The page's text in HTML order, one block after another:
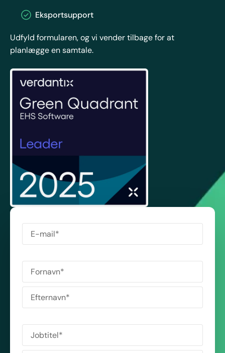
Eksportsupport
Udfyld formularen, og vi vender tilbage for at
planlægge en samtale.